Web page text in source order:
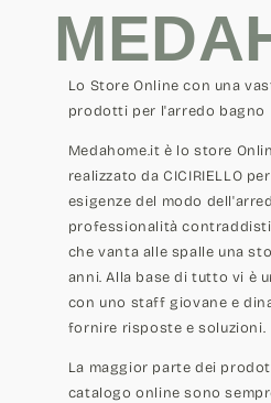
Lo Store Online con una
prodotti per l'arredo bagno
Medahome.it è lo store
realizzato da CICIRIELLO
esigenze del modo
professionalità
che vanta alle spalle una
anni. Alla base di tutto vi è
con uno staff giovane e
fornire risposte e soluzioni.
La maggior parte dei
catalogo online sono